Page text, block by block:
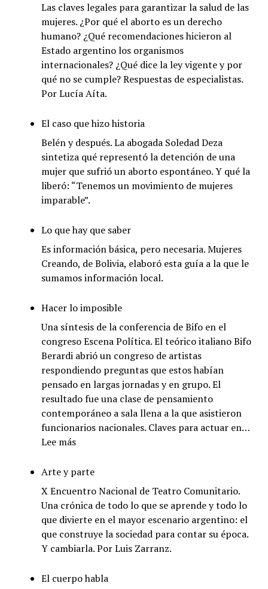
Las claves legales para garantizar la salud de las
mujeres. ¿Por qué el aborto es un derecho
humano? ¿Qué recomendaciones hicieron al
Estado argentino los organismos
internacionales? ¿Qué dice la ley vigente y por
qué no se cumple? Respuestas de especialistas.
Por Lucía Aíta.
El caso que hizo historia
Belén y después. La abogada Soledad Deza
sintetiza qué representó la detención de una
mujer que sufrió un aborto espontáneo. Y qué la
liberó: “Tenemos un movimiento de mujeres
imparable”.
Lo que hay que saber
Es información básica, pero necesaria. Mujeres
Creando, de Bolivia, elaboró esta guía a la que le
sumamos información local.
Hacer lo imposible
Una síntesis de la conferencia de Bifo en el
congreso Escena Política. El teórico italiano Bifo
Berardi abrió un congreso de artistas
respondiendo preguntas que estos habían
pensado en largas jornadas y en grupo. El
resultado fue una clase de pensamiento
contemporáneo a sala llena a la que asistieron
funcionarios nacionales. Claves para actuar en…
Lee más:
lo
imposible
Arte y parte
X Encuentro Nacional de Teatro Comunitario.
Una crónica de todo lo que se aprende y todo lo
que divierte en el mayor escenario argentino: el
que construye la sociedad para contar su época.
Y cambiarla. Por Luis Zarranz.
El cuerpo habla